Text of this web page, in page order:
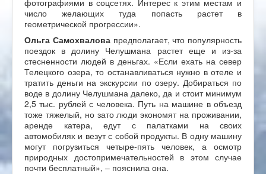
число желающих туда попасть растет в
геометрической прогрессии».
Ольга Самохваловапредполагает, что популярность
поездок в долину Челушмана растет еще и из-за
стесненности людей в деньгах. «Если ехать на север
Телецкого озера, то останавливаться нужно в отеле и
тратить деньги на экскурсии по озеру. Добираться по
воде в долину Челушмана далеко, да и стоит минимум
2,5 тыс. рублей с человека. Путь на машине в объезд
тоже тяжелый, но зато люди экономят на проживании,
аренде катера, едут с палатками на своих
автомобилях и везут с собой продукты. В одну машину
могут погрузиться четыре-пять человек, а осмотр
природных достопримечательностей в этом случае
почти бесплатный», – пояснила она.